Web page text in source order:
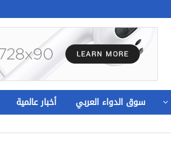
سوق الدواء العربي أخبار عالمية